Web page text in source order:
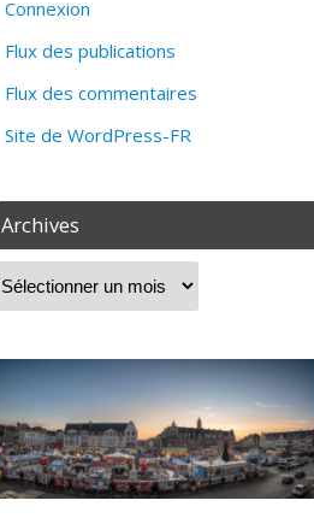
Connexion
Flux des publications
Flux des commentaires
Site de WordPress-FR
Archives